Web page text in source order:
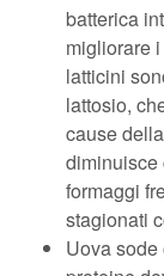
batterica
migliorare
latticini
lattosio,
cause
diminuisce
formaggi
stagionati
Uova